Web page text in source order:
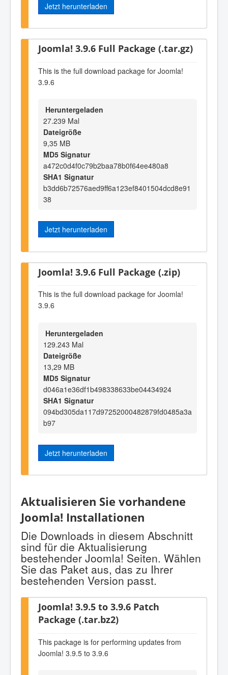
Jetzt herunterladen
Joomla! 3.9.6 Full Package (.tar.gz)
This is the full download package for Joomla!
3.9.6
Heruntergeladen
27.239 Mal
Dateigröße
9,35 MB
MD5 Signatur
a472c0d4f0c79b2baa78b0f64ee480a8
SHA1 Signatur
b3dd6b72576aed9ff6a123ef8401504dcd8e91
38
Jetzt herunterladen
Joomla! 3.9.6 Full Package (.zip)
This is the full download package for Joomla!
3.9.6
Heruntergeladen
129.243 Mal
Dateigröße
13,29 MB
MD5 Signatur
d046a1e36df1b498338633be04434924
SHA1 Signatur
094bd305da117d97252000482879fd0485a3a
b97
Jetzt herunterladen
Aktualisieren Sie vorhandene
Joomla! Installationen
Die Downloads in diesem Abschnitt
sind für die Aktualisierung
bestehender Joomla! Seiten. Wählen
Sie das Paket aus, das zu Ihrer
bestehenden Version passt.
Joomla! 3.9.5 to 3.9.6 Patch
Package (.tar.bz2)
This package is for performing updates from
Joomla! 3.9.5 to 3.9.6